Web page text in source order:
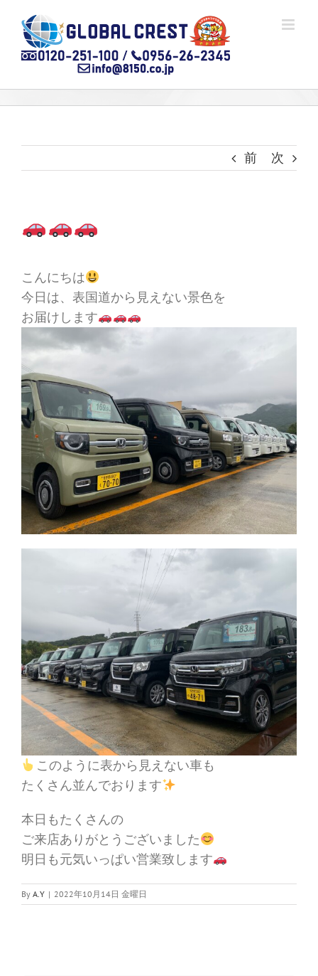
content
前 次
こんにちは
今日は、表国道から見えない景色を
お届けします
このように表から見えない車も
たくさん並んでおります
本日もたくさんの
ご来店ありがとうございました
明日も元気いっぱい営業致します
By A.Y | 2022年10月14日 金曜日